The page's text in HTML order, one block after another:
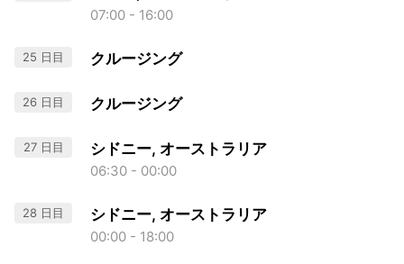
07:00 - 16:00
25 日目 クルージング
26 日目 クルージング
27 日目 シドニー, オーストラリア
06:30 - 00:00
28 日目 シドニー, オーストラリア
00:00 - 18:00